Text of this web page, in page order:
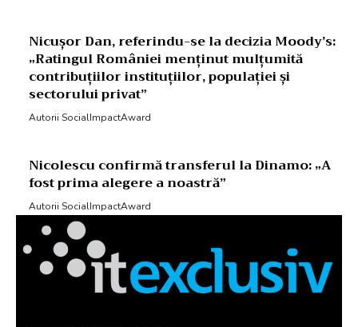
Nicușor Dan, referindu-se la decizia Moody’s:
„Ratingul României menținut mulțumită
contribuțiilor instituțiilor, populației și
sectorului privat”
Autorii SocialImpactAward
Nicolescu confirmă transferul la Dinamo: „A
fost prima alegere a noastră”
Autorii SocialImpactAward